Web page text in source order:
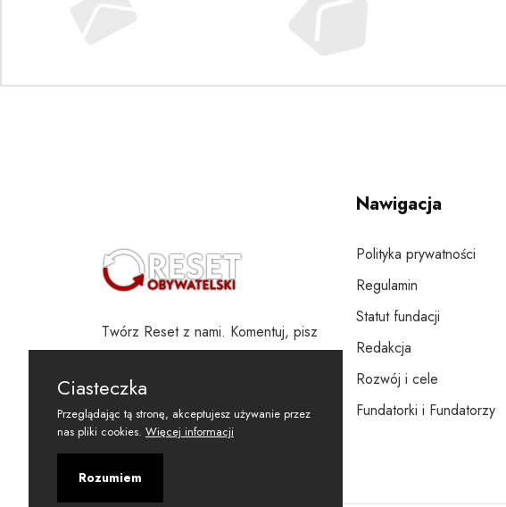
Twórz Reset z nami. Komentuj, pisz
i wspieraj
Nawigacja
Polityka prywatności
Regulamin
Statut fundacji
Redakcja
Rozwój i cele
Fundatorki i Fundatorzy
Ciasteczka
Przeglądając tą stronę, akceptujesz używanie przez
nas pliki cookies. Więcej informacji
Rozumiem